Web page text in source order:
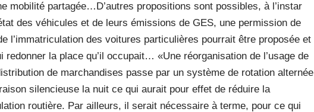
mobilité partagée…D’autres propositions sont possibles, à l’instar
des véhicules et de leurs émissions de GES, une permission de
l’immatriculation des voitures particulières pourrait être proposée et
redonner la place qu’il occupait… «Une réorganisation de l’usage de
de marchandises passe par un système de rotation alternée
silencieuse la nuit ce qui aurait pour effet de réduire la
routière. Par ailleurs, il serait nécessaire à terme, pour ce qui